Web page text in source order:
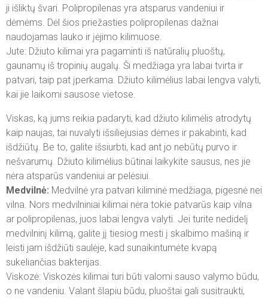
ji išliktų švari. Polipropilenas yra atsparus vandeniui ir
dėmėms. Dėl šios priežasties polipropilenas dažnai
naudojamas lauko ir įėjimo kilimuose.
Jute: Džiuto kilimai yra pagaminti iš natūralių pluoštų,
gaunamų iš tropinių augalų. Ši medžiaga yra labai tvirta ir
patvari, taip pat įperkama. Džiuto kilimėlius labai lengva valyti,
kai jie laikomi sausose vietose.
Viskas, ką jums reikia padaryti, kad džiuto kilimėlis atrodytų
kaip naujas, tai nuvalyti išsiliejusias dėmes ir pakabinti, kad
išdžiūtų. Be to, galite išsiurbti, kad ant jo nebūtų purvo ir
nešvarumų. Džiuto kilimėlius būtinai laikykite sausus, nes jie
nėra atsparūs vandeniui ar pelėsiui.
Medvilnė: Medvilnė yra patvari kiliminė medžiaga, pigesnė nei
vilna. Nors medvilniniai kilimai nėra tokie patvarūs kaip vilna
ar polipropilenas, juos labai lengva valyti. Jei turite nedidelį
medvilninį kilimą, galite jį tiesiog mesti į skalbimo mašiną ir
leisti jam išdžiūti saulėje, kad sunaikintumėte kvapą
sukeliančias bakterijas.
Viskozė: Viskozės kilimai turi būti valomi sauso valymo būdu,
o ne vandeniu. Valant šlapiu būdu, pluoštai gali susitraukti,